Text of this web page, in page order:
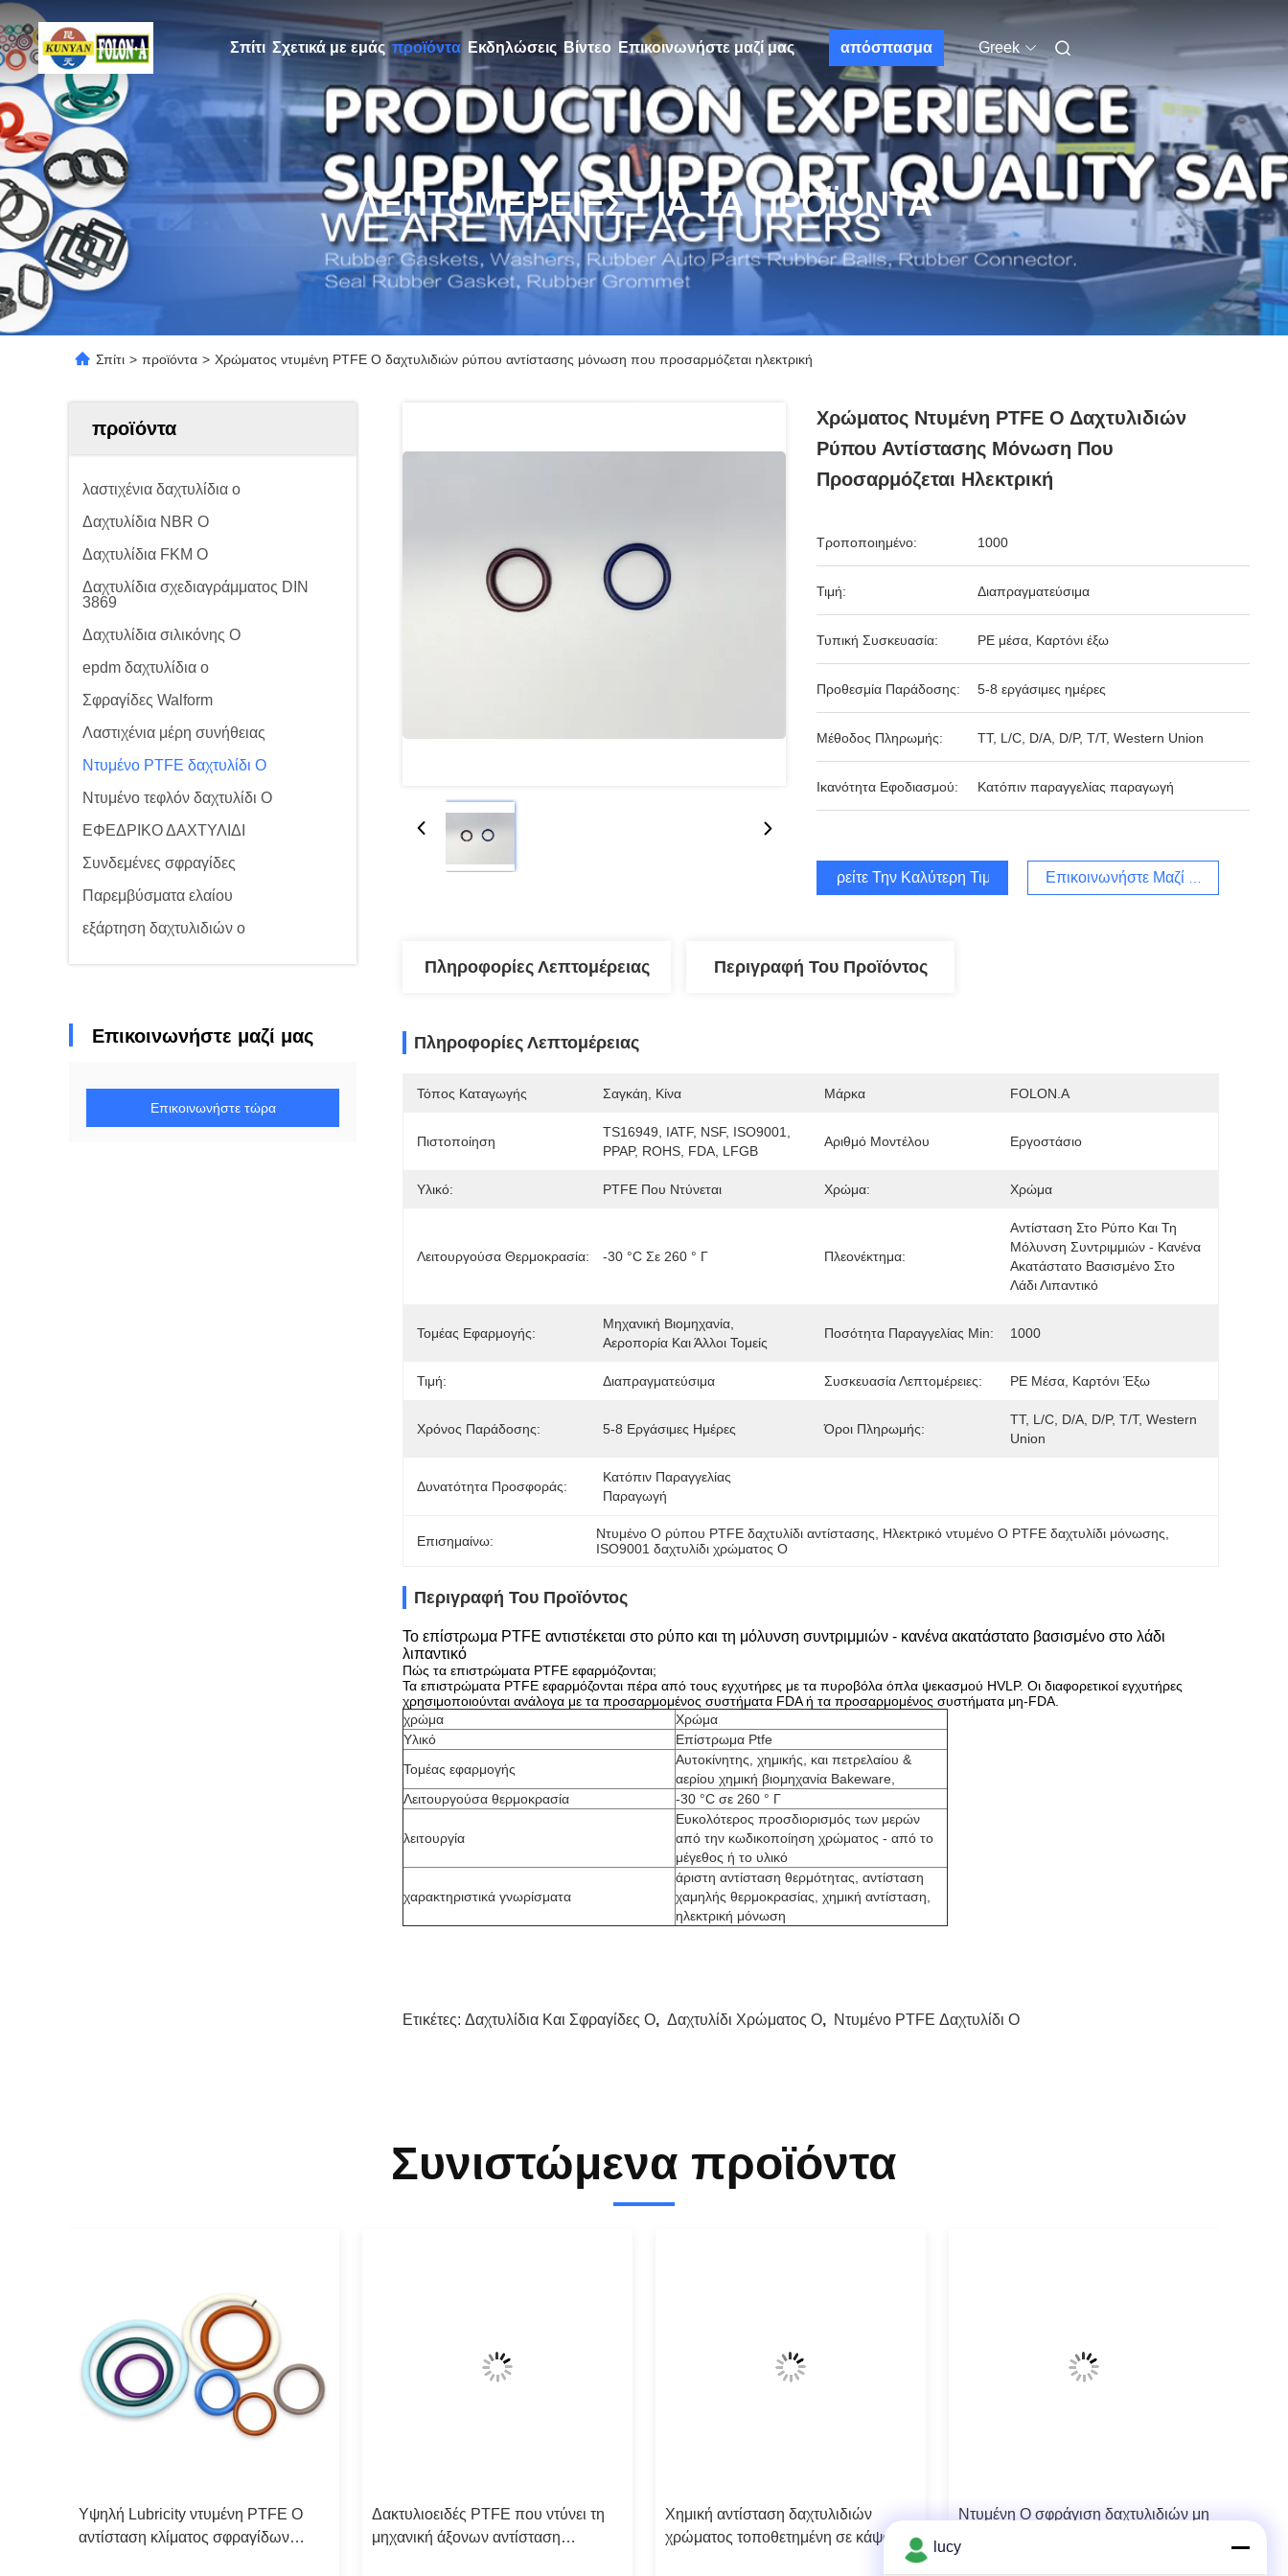
Σπίτι Σχετικά με εμάς προϊόντα Εκδηλώσεις Βίντεο Επικοινωνήστε μαζί μας απόσπασμα Greek
ΛΕΠΤΟΜΈΡΕΙΕΣ ΓΙΑ ΤΑ ΠΡΟΪΌΝΤΑ
Σπίτι > προϊόντα > Χρώματος ντυμένη PTFE Ο δαχτυλιδιών ρύπου αντίστασης μόνωση που προσαρμόζεται ηλεκτρική
προϊόντα
λαστιχένια δαχτυλίδια ο
Δαχτυλίδια NBR Ο
Δαχτυλίδια FKM Ο
Δαχτυλίδια σχεδιαγράμματος DIN
3869
Δαχτυλίδια σιλικόνης Ο
epdm δαχτυλίδια ο
Σφραγίδες Walform
Λαστιχένια μέρη συνήθειας
Ντυμένο PTFE δαχτυλίδι Ο
Ντυμένο τεφλόν δαχτυλίδι Ο
ΕΦΕΔΡΙΚΟ ΔΑΧΤΥΛΙΔΙ
Συνδεμένες σφραγίδες
Παρεμβύσματα ελαίου
εξάρτηση δαχτυλιδιών ο
Επικοινωνήστε μαζί μας
Επικοινωνήστε τώρα
Χρώματος Ντυμένη PTFE Ο Δαχτυλιδιών
Ρύπου Αντίστασης Μόνωση Που
Προσαρμόζεται Ηλεκτρική
Τροποποιημένο: 1000
Τιμή: Διαπραγματεύσιμα
Τυπική Συσκευασία: PE μέσα, Καρτόνι έξω
Προθεσμία Παράδοσης: 5-8 εργάσιμες ημέρες
Μέθοδος Πληρωμής: TT, L/C, D/A, D/P, T/T, Western Union
Ικανότητα Εφοδιασμού: Κατόπιν παραγγελίας παραγωγή
Βρείτε Την Καλύτερη Τιμή Επικοινωνήστε Μαζί Μας
Πληροφορίες Λεπτομέρειας Περιγραφή Του Προϊόντος
Πληροφορίες Λεπτομέρειας
Τόπος Καταγωγής Σαγκάη, Κίνα Μάρκα FOLON.A
Πιστοποίηση
TS16949, IATF, NSF, ISO9001,
PPAP, ROHS, FDA, LFGB
Αριθμό Μοντέλου Εργοστάσιο
Υλικό: PTFE Που Ντύνεται Χρώμα: Χρώμα
Λειτουργούσα Θερμοκρασία: -30 °C Σε 260 ° Γ Πλεονέκτημα:
Αντίσταση Στο Ρύπο Και Τη
Μόλυνση Συντριμμιών - Κανένα
Ακατάστατο Βασισμένο Στο
Λάδι Λιπαντικό
Τομέας Εφαρμογής:
Μηχανική Βιομηχανία,
Αεροπορία Και Άλλοι Τομείς
Ποσότητα Παραγγελίας Min: 1000
Τιμή: Διαπραγματεύσιμα Συσκευασία Λεπτομέρειες: PE Μέσα, Καρτόνι Έξω
Χρόνος Παράδοσης: 5-8 Εργάσιμες Ημέρες Όροι Πληρωμής:
TT, L/C, D/A, D/P, T/T, Western
Union
Δυνατότητα Προσφοράς:
Κατόπιν Παραγγελίας
Παραγωγή
Επισημαίνω: Ντυμένο Ο ρύπου PTFE δαχτυλίδι αντίστασης Ηλεκτρικό ντυμένο Ο PTFE δαχτυλίδι μόνωσης
ISO9001 δαχτυλίδι χρώματος Ο
Περιγραφή Του Προϊόντος
Το επίστρωμα PTFE αντιστέκεται στο ρύπο και τη μόλυνση συντριμμιών - κανένα ακατάστατο βασισμένο στο λάδι
λιπαντικό
Πώς τα επιστρώματα PTFE εφαρμόζονται;
Τα επιστρώματα PTFE εφαρμόζονται πέρα από τους εγχυτήρες με τα πυροβόλα όπλα ψεκασμού HVLP. Οι διαφορετικοί εγχυτήρες
χρησιμοποιούνται ανάλογα με τα προσαρμομένος συστήματα FDA ή τα προσαρμομένος συστήματα μη-FDA.
χρώμα
Χρώμα
Υλικό
Επίστρωμα Ptfe
Τομέας εφαρμογής
Αυτοκίνητης, χημικής, και πετρελαίου &
αερίου χημική βιομηχανία Bakeware,
Λειτουργούσα θερμοκρασία
-30 °C σε 260 ° Γ
λειτουργία
Ευκολότερος προσδιορισμός των μερών
από την κωδικοποίηση χρώματος - από το
μέγεθος ή το υλικό
χαρακτηριστικά γνωρίσματα
άριστη αντίσταση θερμότητας, αντίσταση
χαμηλής θερμοκρασίας, χημική αντίσταση,
ηλεκτρική μόνωση
Ετικέτες: Δαχτυλίδια Και Σφραγίδες Ο, Δαχτυλίδι Χρώματος Ο, Ντυμένο PTFE Δαχτυλίδι Ο
Συνιστώμενα προϊόντα
Υψηλή Lubricity ντυμένη PTFE Ο
αντίσταση κλίματος σφραγίδων
Δακτυλιοειδές PTFE που ντύνει τη
μηχανική άξονων αντίσταση
Χημική αντίσταση δαχτυλιδιών
χρώματος τοποθετημένη σε κάψα
Ντυμένη Ο σφράγιση δαχτυλιδιών μη
lucy